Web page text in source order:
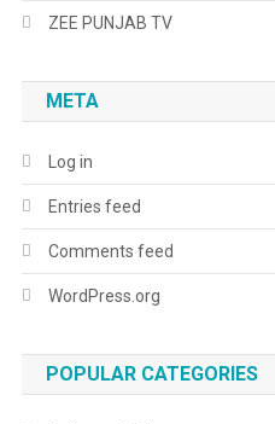
ZEE PUNJAB TV
META
Log in
Entries feed
Comments feed
WordPress.org
POPULAR CATEGORIES